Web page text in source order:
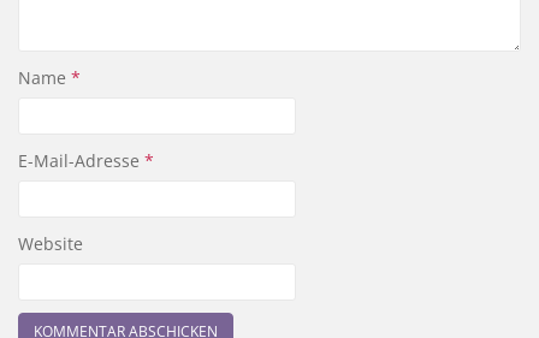
Name *
E-Mail-Adresse *
Website